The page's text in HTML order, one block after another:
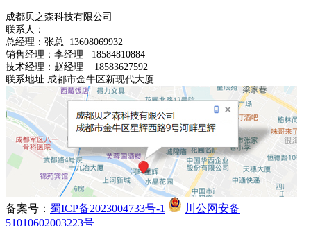
成都贝之森科技有限公司
联系人：
总经理： 张总 13608069932
销售经理：李经理 18584810884
技术经理：赵经理 18583627592
联系地址:成都市金牛区新现代大厦
备案号： 蜀ICP备2023004733号-1
川公网安备
51010602003223号